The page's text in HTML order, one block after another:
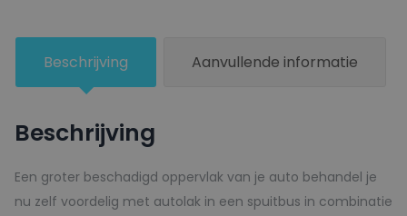
45W
GRAPHITE
GREY
150ml
Beschrijving Aanvullende informatie
Beschrijving
Een groter beschadigd oppervlak van je auto behandel je
nu zelf voordelig met autolak in een spuitbus in combinatie